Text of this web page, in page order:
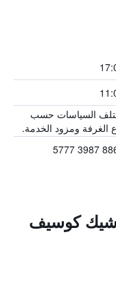
السياسات حسب
الغرفة ومزود الخدمة.
شيك كوسيف